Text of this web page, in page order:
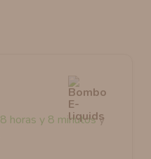
8 horas y 8 minutosy